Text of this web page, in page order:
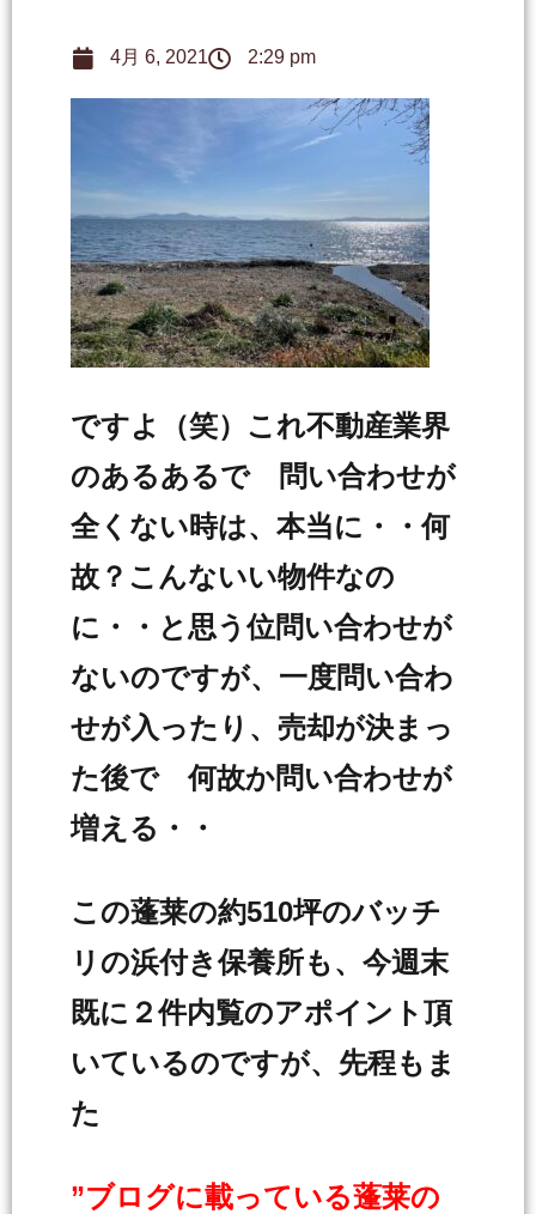
4月 6, 2021 2:29 pm
ですよ（笑）これ不動産業界
のあるあるで 問い合わせが
全くない時は、本当に・・何
故？こんないい物件なの
に・・と思う位問い合わせが
ないのですが、一度問い合わ
せが入ったり、売却が決まっ
た後で 何故か問い合わせが
増える・・
この蓬莱の約510坪のバッチ
リの浜付き保養所も、今週末
既に２件内覧のアポイント頂
いているのですが、先程もま
た
”ブログに載っている蓬莱の